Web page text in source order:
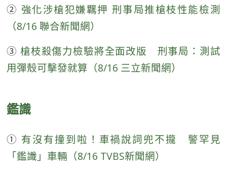
② 強化涉槍犯嫌羈押 刑事局推槍枝性能檢測
（8/16 聯合新聞網）
③槍枝殺傷力檢驗將全面改版 刑事局：測試
用彈殼可擊發就算（8/16 三立新聞網）
鑑識
① 有沒有撞到啦！車禍說詞兜不攏 警罕見
「鑑識」車輛（8/16 TVBS新聞網）